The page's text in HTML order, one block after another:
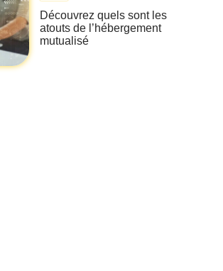
Découvrez quels sont les
atouts de l’hébergement
mutualisé